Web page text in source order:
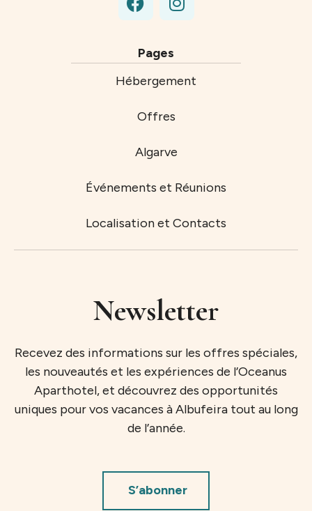
Pages
Hébergement
Offres
Algarve
Événements et Réunions
Localisation et Contacts
Newsletter
Recevez des informations sur les offres spéciales,
les nouveautés et les expériences de l’Oceanus
Aparthotel, et découvrez des opportunités
uniques pour vos vacances à Albufeira tout au long
de l’année.
S’abonner